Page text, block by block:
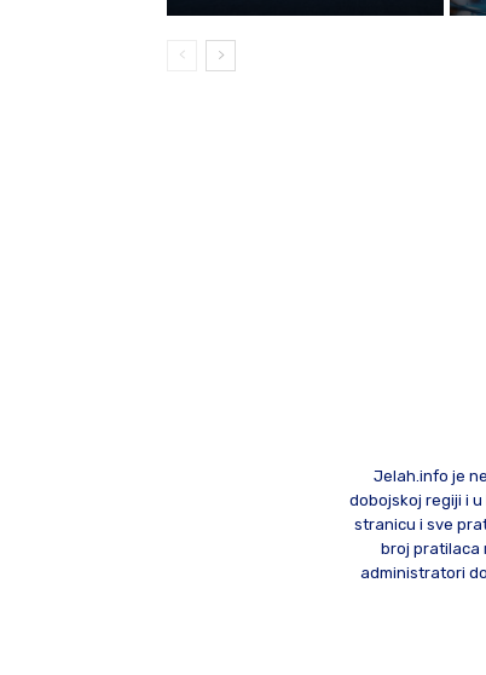
Jelah.info je
dobojskoj regiji i
stranicu i sve
broj pratilaca
administratori